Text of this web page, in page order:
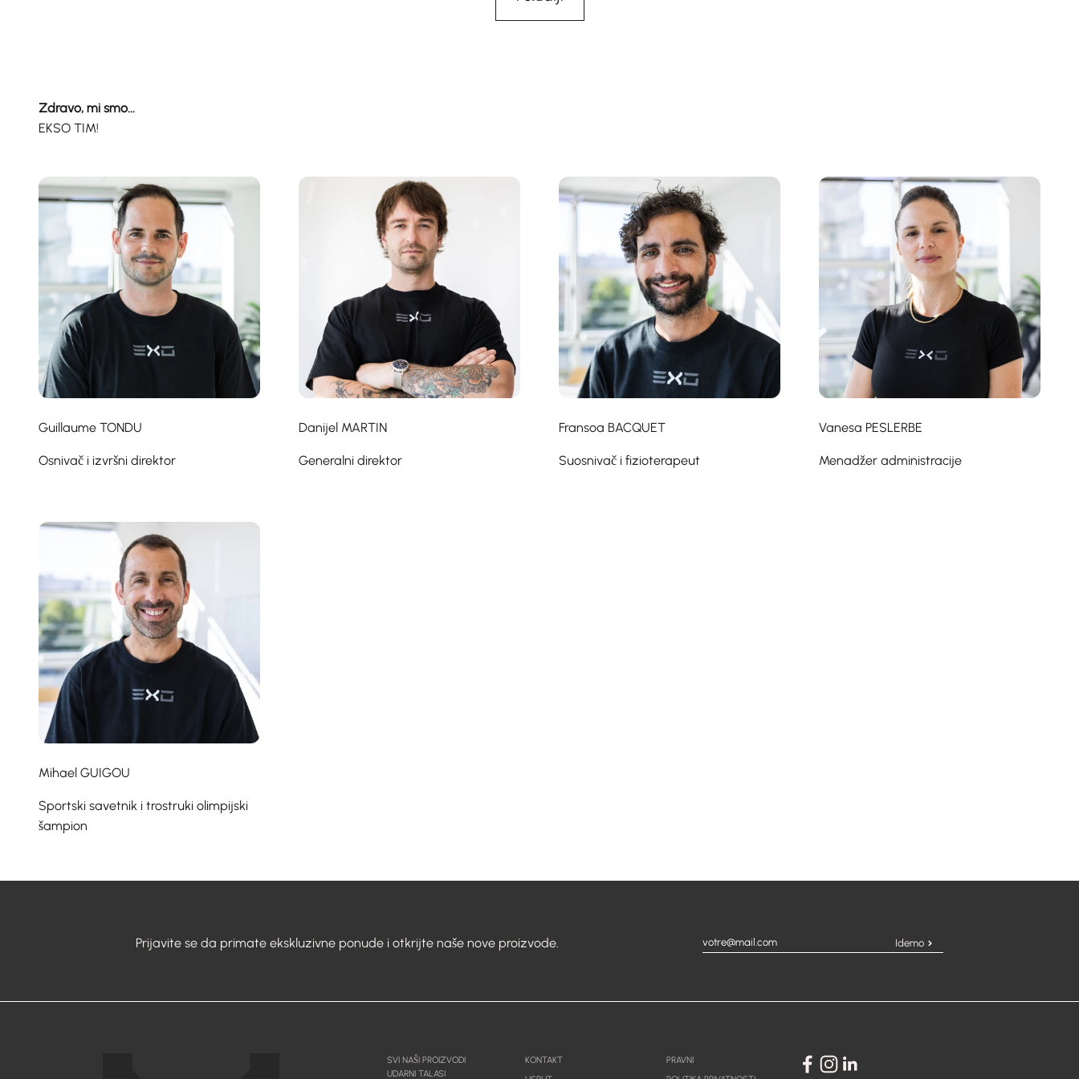
Zdravo, mi smo...
Guillaume TONDU
Osnivač i izvršni direktor
Danijel MARTIN
Generalni direktor
Fransoa BACQUET
Suosnivač i fizioterapeut
Vanesa PESLERBE
Menadžer administracije
Mihael GUIGOU
Sportski savetnik i trostruki olimpijski
šampion
Prijavite se da primate ekskluzivne ponude i otkrijte naše nove proizvode. Idemo
SVI NAŠI PROIZVODI
UDARNI TALASI
KONTAKT
PRAVNI